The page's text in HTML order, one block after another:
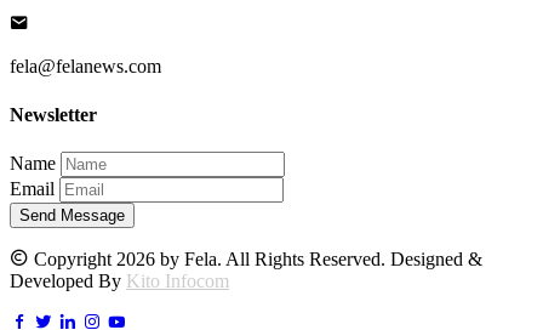
fela@felanews.com
Newsletter
Name
Email
Send Message
Copyright 2026 by Fela. All Rights Reserved. Designed &
Developed By Kito Infocom